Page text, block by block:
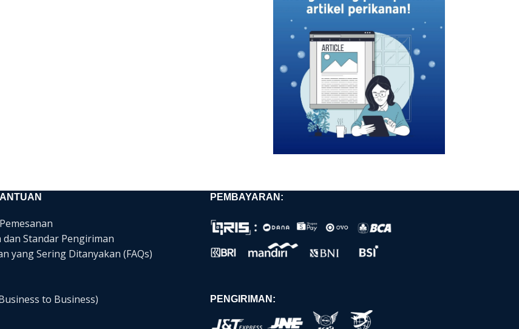
dan Standar Pengiriman
yang Sering Ditanyakan (FAQs)
to Business)
PEMBAYARAN:
PENGIRIMAN: